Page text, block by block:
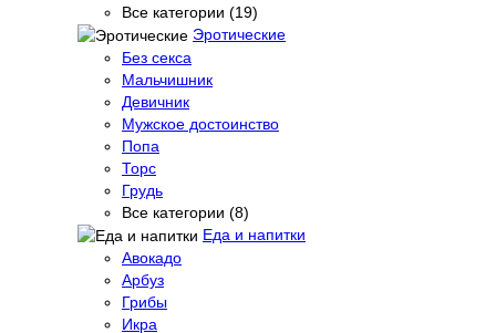
Все категории (19)
Эротические
Без секса
Мальчишник
Девичник
Мужское достоинство
Попа
Торс
Грудь
Все категории (8)
Еда и напитки
Авокадо
Арбуз
Грибы
Икра